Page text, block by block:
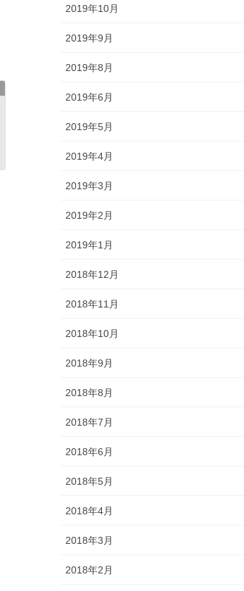
2019年10月
2019年9月
2019年8月
2019年6月
2019年5月
2019年4月
2019年3月
2019年2月
2019年1月
2018年12月
2018年11月
2018年10月
2018年9月
2018年8月
2018年7月
2018年6月
2018年5月
2018年4月
2018年3月
2018年2月